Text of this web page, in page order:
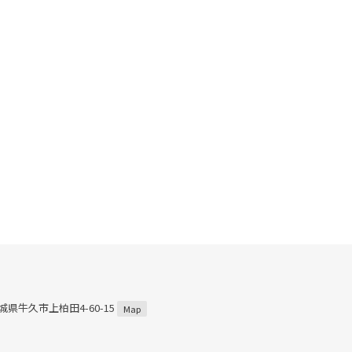
牛久市上柏田4-60-15 Map